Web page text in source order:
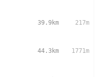
39.9km 217m
44.3km 1771m